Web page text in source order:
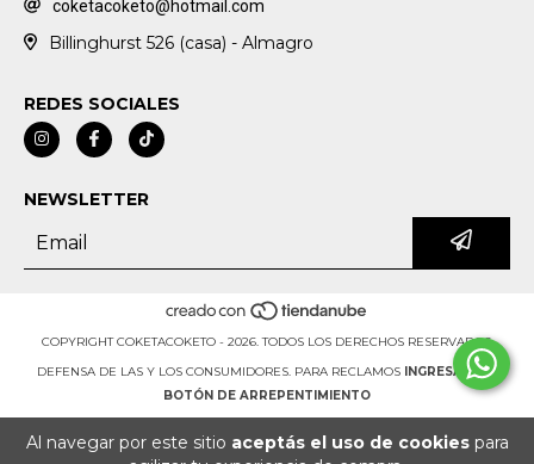
Al navegar por este sitio aceptás el uso de cookiespara
coketacoketo@hotmail.com
Billinghurst 526 (casa) - Almagro
REDES SOCIALES
NEWSLETTER
COPYRIGHT COKETACOKETO - 2026. TODOS LOS DERECHOS RESERVADOS.
DEFENSA DE LAS Y LOS CONSUMIDORES. PARA RECLAMOS
INGRESÁ ACÁ.
BOTÓN DE ARREPENTIMIENTO